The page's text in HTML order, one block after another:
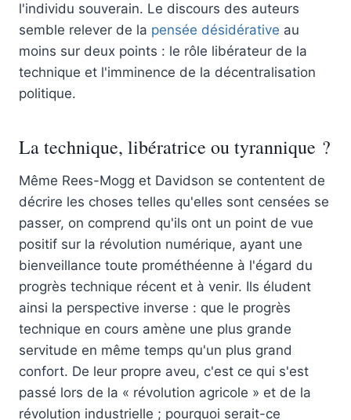
l'individu souverain. Le discours des auteurs
semble relever de la pensée désidérative au
moins sur deux points : le rôle libérateur de la
technique et l'imminence de la décentralisation
politique.
La technique, libératrice ou tyrannique ?
Même Rees-Mogg et Davidson se contentent de
décrire les choses telles qu'elles sont censées se
passer, on comprend qu'ils ont un point de vue
positif sur la révolution numérique, ayant une
bienveillance toute prométhéenne à l'égard du
progrès technique récent et à venir. Ils éludent
ainsi la perspective inverse : que le progrès
technique en cours amène une plus grande
servitude en même temps qu'un plus grand
confort. De leur propre aveu, c'est ce qui s'est
passé lors de la « révolution agricole » et de la
révolution industrielle ; pourquoi serait-ce